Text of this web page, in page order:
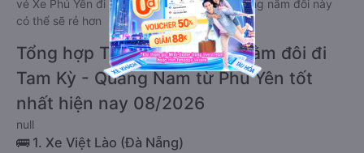
vé Xe Phú Yên đi Tam Kỳ - Quảng Nam giường nằm đôi này
có thể sẽ rẻ hơn
Tổng hợp TOP 5 xe giường nằm đôi đi
Tam Kỳ - Quảng Nam từ Phú Yên tốt
nhất hiện nay 08/2026
null
🚌 1. Xe Việt Lào (Đà Nẵng)